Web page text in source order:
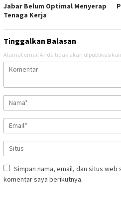
Jabar Belum Optimal Menyerap
Tenaga Kerja
Tinggalkan Balasan
Alamat email Anda tidak akan
Simpan nama, email, dan situs web
komentar saya berikutnya.